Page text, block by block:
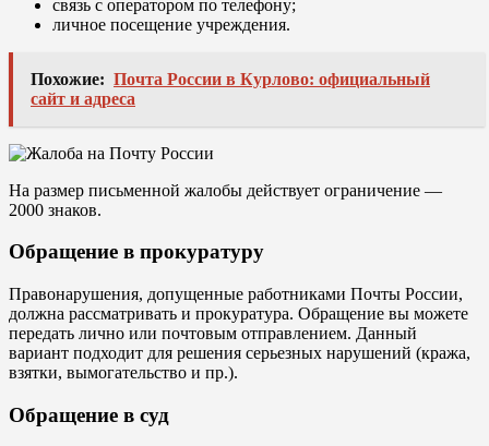
связь с оператором по телефону;
личное посещение учреждения.
Похожие: Почта России в Курлово: официальный
сайт и адреса
На размер письменной жалобы действует ограничение —
2000 знаков.
Обращение в прокуратуру
Правонарушения, допущенные работниками Почты России,
должна рассматривать и прокуратура. Обращение вы можете
передать лично или почтовым отправлением. Данный
вариант подходит для решения серьезных нарушений (кража,
взятки, вымогательство и пр.).
Обращение в суд